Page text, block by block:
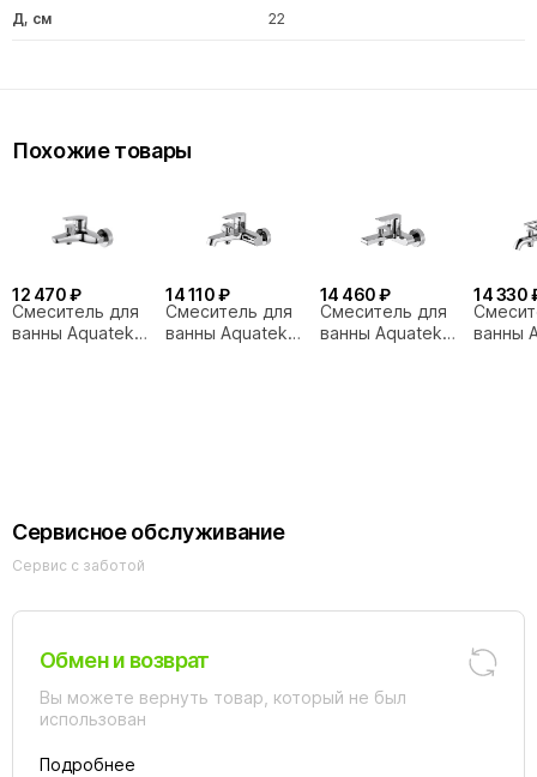
Д, см 22
Похожие товары
12 470 ₽
Смеситель для
ванны Aquatek
14 110 ₽
Смеситель для
ванны Aquatek
14 460 ₽
Смеситель для
ванны Aquatek
14 330
ванны
Сервисное обслуживание
Сервис с заботой
Обмен и возврат
Вы можете вернуть товар, который не был
использован
Подробнее